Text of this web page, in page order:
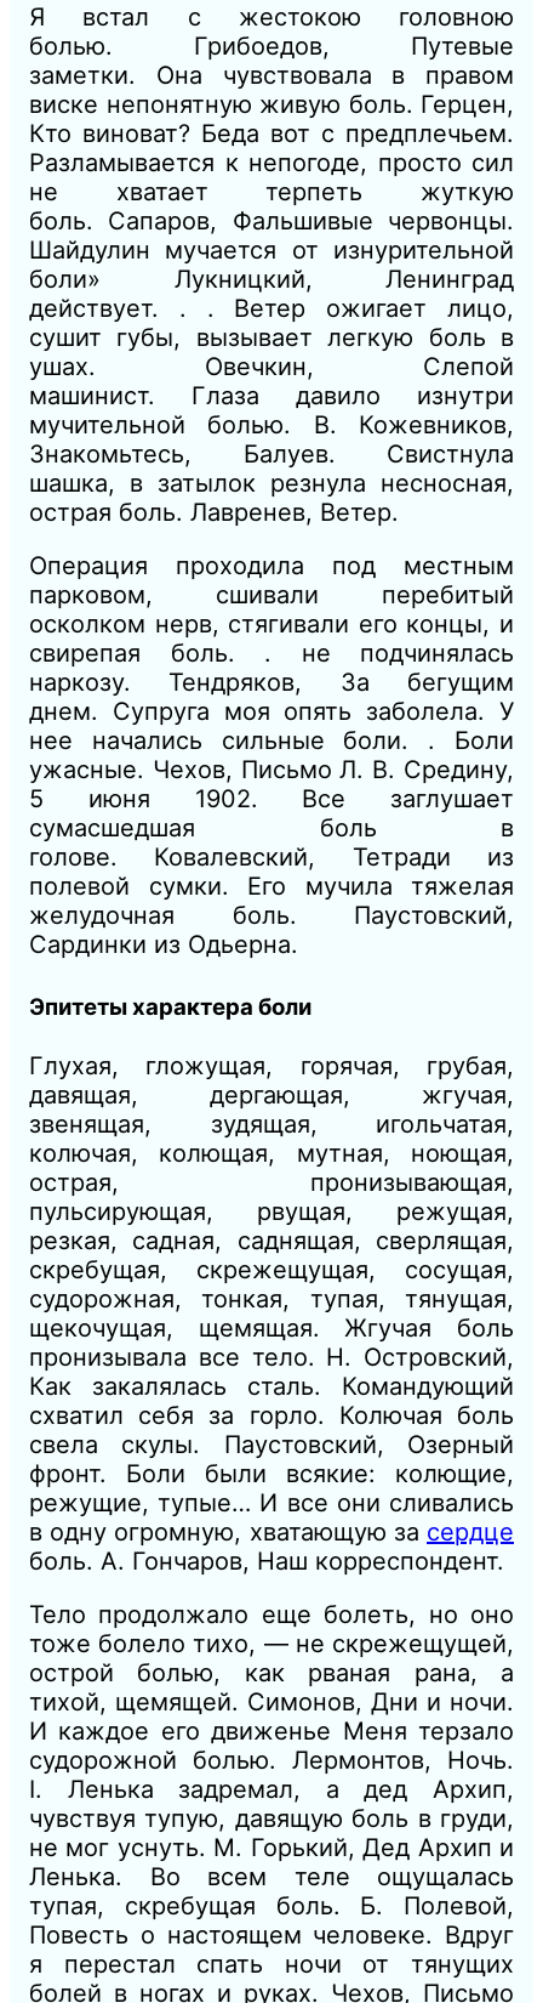
Я встал с жестокою головною
болью. Грибоедов, Путевые
заметки. Она чувствовала в правом
виске непонятную живую боль. Герцен,
Кто виноват? Беда вот с предплечьем.
Разламывается к непогоде, просто сил
не хватает терпеть жуткую
боль. Сапаров, Фальшивые червонцы.
Шайдулин мучается от изнурительной
боли» Лукницкий, Ленинград
действует. . . Ветер ожигает лицо,
сушит губы, вызывает легкую боль в
ушах. Овечкин, Слепой
машинист. Глаза давило изнутри
мучительной болью. В. Кожевников,
Знакомьтесь, Балуев. Свистнула
шашка, в затылок резнула несносная,
острая боль. Лавренев, Ветер.
Операция проходила под местным
парковом, сшивали перебитый
осколком нерв, стягивали его концы, и
свирепая боль. . не подчинялась
наркозу. Тендряков, За бегущим
днем. Супруга моя опять заболела. У
нее начались сильные боли. . Боли
ужасные. Чехов, Письмо Л. В. Средину,
5 июня 1902. Все заглушает
сумасшедшая боль в
голове. Ковалевский, Тетради из
полевой сумки. Его мучила тяжелая
желудочная боль. Паустовский,
Сардинки из Одьерна.
Эпитеты характера боли
Глухая, гложущая, горячая, грубая,
давящая, дергающая, жгучая,
звенящая, зудящая, игольчатая,
колючая, колющая, мутная, ноющая,
острая, пронизывающая,
пульсирующая, рвущая, режущая,
резкая, садная, саднящая, сверлящая,
скребущая, скрежещущая, сосущая,
судорожная, тонкая, тупая, тянущая,
щекочущая, щемящая. Жгучая боль
пронизывала все тело. Н. Островский,
Как закалялась сталь. Командующий
схватил себя за горло. Колючая боль
свела скулы. Паустовский, Озерный
фронт. Боли были всякие: колющие,
режущие, тупые… И все они сливались
в одну огромную, хватающую за сердце
боль. А. Гончаров, Наш корреспондент.
Тело продолжало еще болеть, но оно
тоже болело тихо, — не скрежещущей,
острой болью, как рваная рана, а
тихой, щемящей. Симонов, Дни и ночи.
И каждое его движенье Меня терзало
судорожной болью. Лермонтов, Ночь.
I. Ленька задремал, а дед Архип,
чувствуя тупую, давящую боль в груди,
не мог уснуть. М. Горький,Дед Архип и
Ленька. Во всем теле ощущалась
тупая, скребущая боль. Б. Полевой,
Повесть о настоящем человеке. Вдруг
я перестал спать ночи от тянущих
болей в ногах и руках. Чехов, Письмо